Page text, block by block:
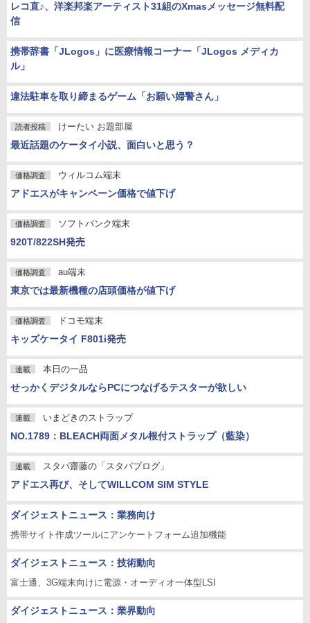
レコ直♪、洋楽邦楽アーティスト31組のXmasメッセージ無料配
信
携帯辞書「JLogos」に医療情報コーナー「JLogos メディカ
ル」
違法駐車を取り締まるゲーム「お願い婦警さん」
読者投稿 けーたい お題部屋
最近話題のケータイ小説、面白いと思う？
価格調査 ウィルコム端末
アドエスがキャンペーン価格で値下げ
価格調査 ソフトバンク端末
920T/822SH発売
価格調査 au端末
東京では最新機種の店頭価格が値下げ
価格調査 ドコモ端末
キッズケータイ F801i発売
連載 本日の一品
せっかくデジタルならPCにつなげるテスターが欲しい
連載 いまどきのストラップ
NO.1789：BLEACH両面メタル根付ストラップ（藍染）
連載 スタパ齋藤の「スタパブログ」
アドエス再び、そしてWILLCOM SIM STYLE
ダイジェストニュース：業務向け
携帯サイト作成ツールにアンケートフォーム追加機能
ダイジェストニュース：技術動向
富士通、3G端末向けに電源・オーディオ一体型LSI
ダイジェストニュース：業界動向